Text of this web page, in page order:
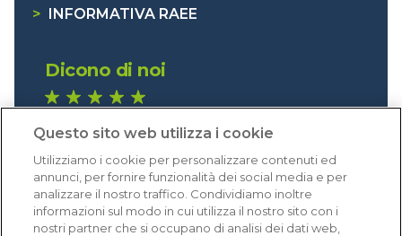
>
INFORMATIVA RAEE
Dicono di noi
Eccellente (4,8)
Acquisti verificati
Questo sito web utilizza i cookie
Utilizziamo i cookie per personalizzare contenuti ed
annunci, per fornire funzionalità dei social media e per
analizzare il nostro traffico. Condividiamo inoltre
informazioni sul modo in cui utilizza il nostro sito con i
nostri partner che si occupano di analisi dei dati web,